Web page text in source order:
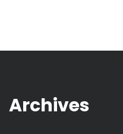
Archives